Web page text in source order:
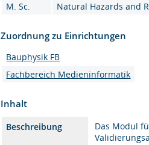
M. Sc.
Natural Hazards and
Zuordnung zu Einrichtungen
Bauphysik FB
Fachbereich Medieninformatik
Inhalt
Beschreibung
Das Modul